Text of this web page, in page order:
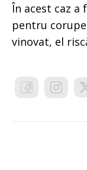
În acest caz a
pentru
vinovat, el